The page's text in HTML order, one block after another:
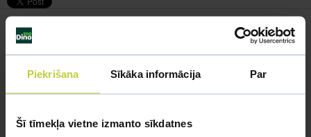
Piekrišana Sīkāka informācija Par
Šī tīmekļa vietne izmanto sīkdatnes
Līdzīgi jautājumi
UZDOT JAUTĀJUMU